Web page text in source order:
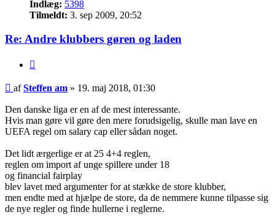
Indlæg: 5398
Tilmeldt: 3. sep 2009, 20:52
Re: Andre klubbers gøren og laden
Indlæg
afSteffen am » 19. maj 2018, 01:30
Den danske liga er en af de mest interessante.
Hvis man gøre vil gøre den mere forudsigelig, skulle man lave en
UEFA regel om salary cap eller sådan noget.
Det lidt ærgerlige er at 25 4+4 reglen,
reglen om import af unge spillere under 18
og financial fairplay
blev lavet med argumenter for at stække de store klubber,
men endte med at hjælpe de store, da de nemmere kunne tilpasse sig
de nye regler og finde hullerne i reglerne.